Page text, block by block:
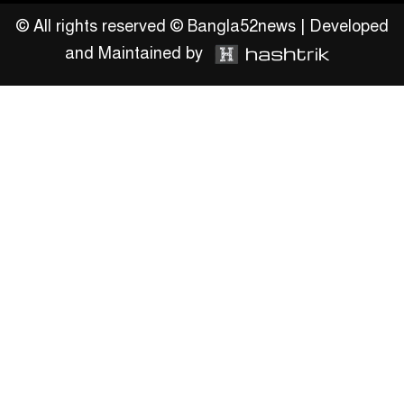
© All rights reserved © Bangla52news | Developed
and Maintained by